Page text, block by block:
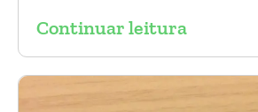
Continuar leitura